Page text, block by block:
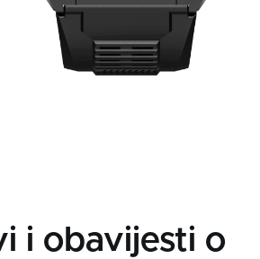
i obavijesti o